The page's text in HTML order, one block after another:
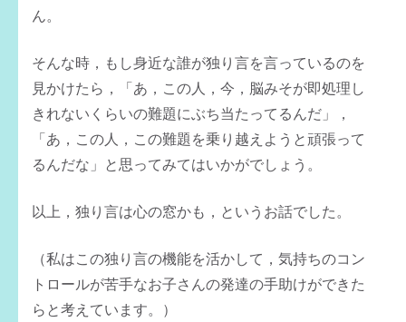
ん。
そんな時，もし身近な誰が独り言を言っているのを
見かけたら，「あ，この人，今，脳みそが即処理し
きれないくらいの難題にぶち当たってるんだ」，
「あ，この人，この難題を乗り越えようと頑張って
るんだな」と思ってみてはいかがでしょう。
以上，独り言は心の窓かも，というお話でした。
（私はこの独り言の機能を活かして，気持ちのコン
トロールが苦手なお子さんの発達の手助けができた
らと考えています。）